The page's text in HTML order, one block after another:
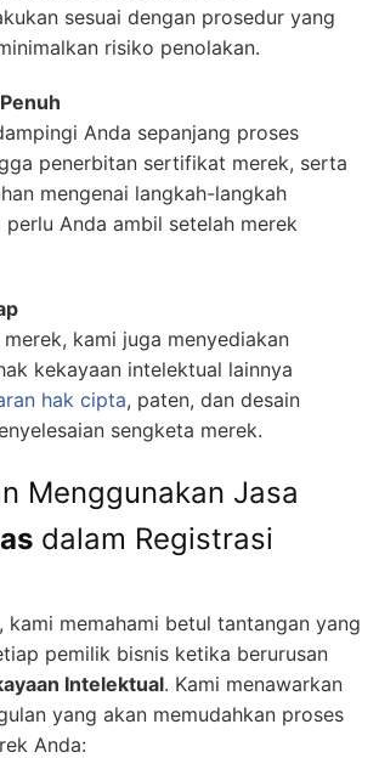
sesuai dengan prosedur yang
risiko penolakan.
Anda sepanjang proses
penerbitan sertifikat merek, serta
mengenai langkah-langkah
Anda ambil setelah merek
kami juga menyediakan
kekayaan intelektual lainnya
hak cipta, paten, dan desain
sengketa merek.
Menggunakan Jasa
dalam Registrasi
, kami memahami betul tantangan yang
pemilik bisnis ketika berurusan
Intelektual. Kami menawarkan
yang akan memudahkan proses
Anda: